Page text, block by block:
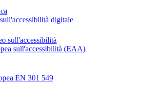
digitale
sull'accessibilità
sull'accessibilità (EAA)
EN 301 549